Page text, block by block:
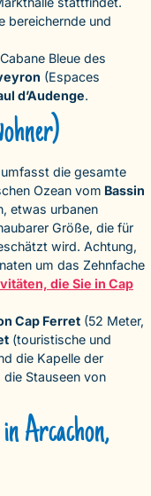
bereichernde und
Bleue des
(Espaces
d’Audenge.
die gesamte
Ozean vom Bassin
etwas urbanen
Größe, die für
wird. Achtung,
um das Zehnfache
die Sie in Cap
Cap Ferret (52 Meter,
(touristische und
die Kapelle der
die Stauseen von
Arcachon,